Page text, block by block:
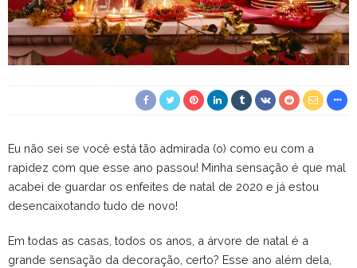
Eu não sei se você está tão admirada (o) como eu com a
rapidez com que esse ano passou! Minha sensação é que mal
acabei de guardar os enfeites de natal de 2020 e já estou
desencaixotando tudo de novo!
Em todas as casas, todos os anos, a árvore de natal é a
grande sensação da decoração, certo? Esse ano além dela,